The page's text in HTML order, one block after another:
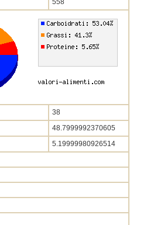
558
38
48.7999992370605
5.19999980926514